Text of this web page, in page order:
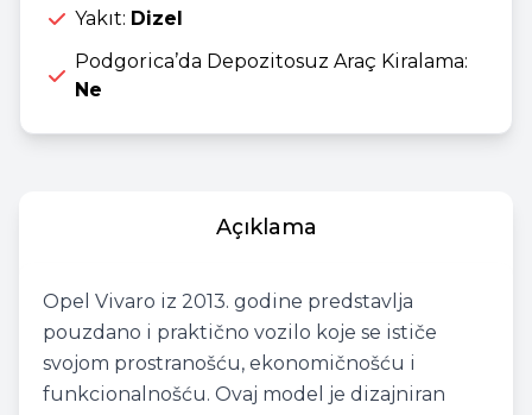
Yakıt: Dizel
Podgorica’da Depozitosuz Araç Kiralama:
Ne
Açıklama
Opel Vivaro iz 2013. godine predstavlja
pouzdano i praktično vozilo koje se ističe
svojom prostranošću, ekonomičnošću i
funkcionalnošću. Ovaj model je dizajniran